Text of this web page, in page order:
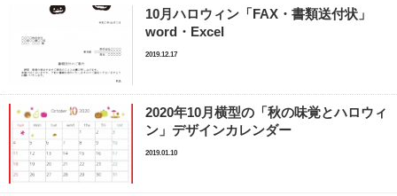
10月ハロウィン「FAX・書類送付状」
word・Excel
2019.12.17
2020年10月横型の「秋の味覚とハロウィ
ン」デザインカレンダー
2019.01.10